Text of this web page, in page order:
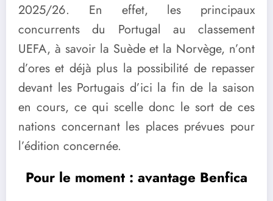
2025/26. En effet, les principaux
concurrents du Portugal au classement
UEFA, à savoir la Suède et la Norvège, n’ont
d’ores et déjà plus la possibilité de repasser
devant les Portugais d’ici la fin de la saison
en cours, ce qui scelle donc le sort de ces
nations concernant les places prévues pour
l’édition concernée.
Pour le moment : avantage Benfica